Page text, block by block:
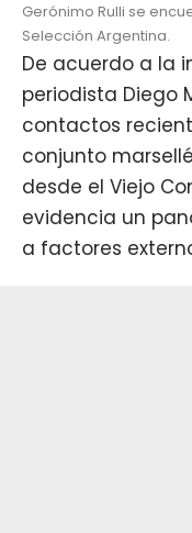
Gerónimo Rulli se
Selección Argentina.
De acuerdo a la
periodista Diego
contactos
conjunto
desde el Viejo
evidencia un
a factores